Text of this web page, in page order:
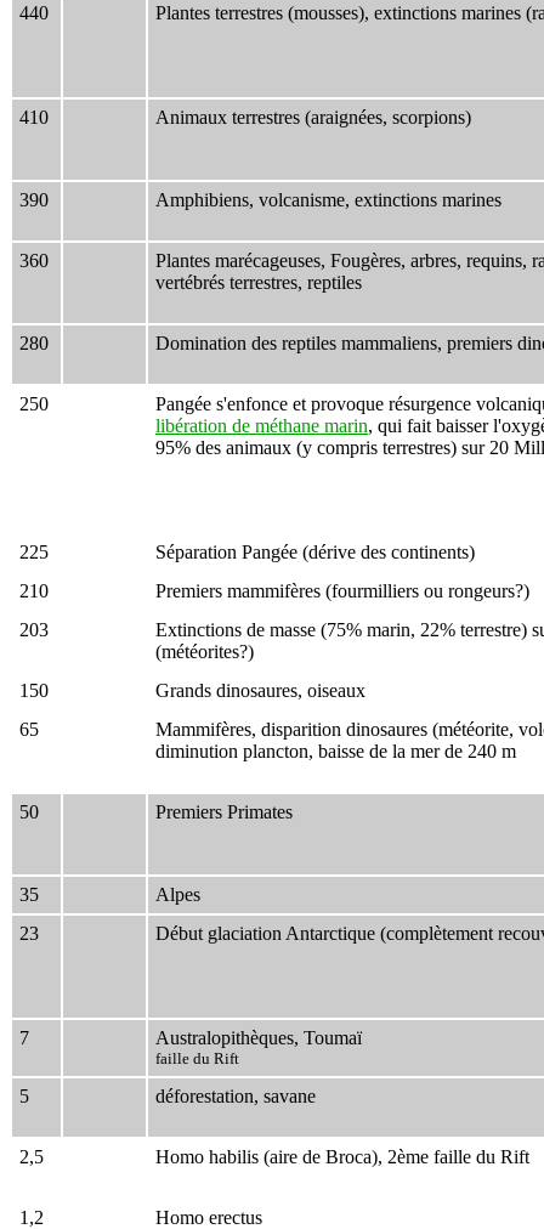
440 Plantes terrestres (mousses), extinctions marines
410 Animaux terrestres (araignées, scorpions)
390 Amphibiens, volcanisme, extinctions marines
360
Plantes marécageuses, Fougères, arbres, requins,
vertébrés terrestres, reptiles
280 Domination des reptiles mammaliens, premiers
250
Pangée s'enfonce et provoque résurgence
libération de méthane marin, qui fait baisser
95% des animaux (y compris terrestres) sur 20
225
Séparation Pangée (dérive des continents)
210
Premiers mammifères (fourmilliers ou rongeurs?)
203
Extinctions de masse (75% marin, 22% terrestre)
(météorites?)
150
Grands dinosaures, oiseaux
65
Mammifères, disparition dinosaures (météorite,
diminution plancton, baisse de la mer de 240 m
50 Premiers Primates
35
Alpes
23
Début glaciation Antarctique (complètement
7 Australopithèques, Toumaï
faille du Rift
5 déforestation, savane
2,5 Homo habilis (aire de Broca), 2ème faille du Rift
1,2 Homo erectus